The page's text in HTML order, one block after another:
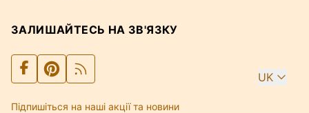
ЗАЛИШАЙТЕСЬ НА ЗВ'ЯЗКУ
UK
Підпишіться на наші акції та новини